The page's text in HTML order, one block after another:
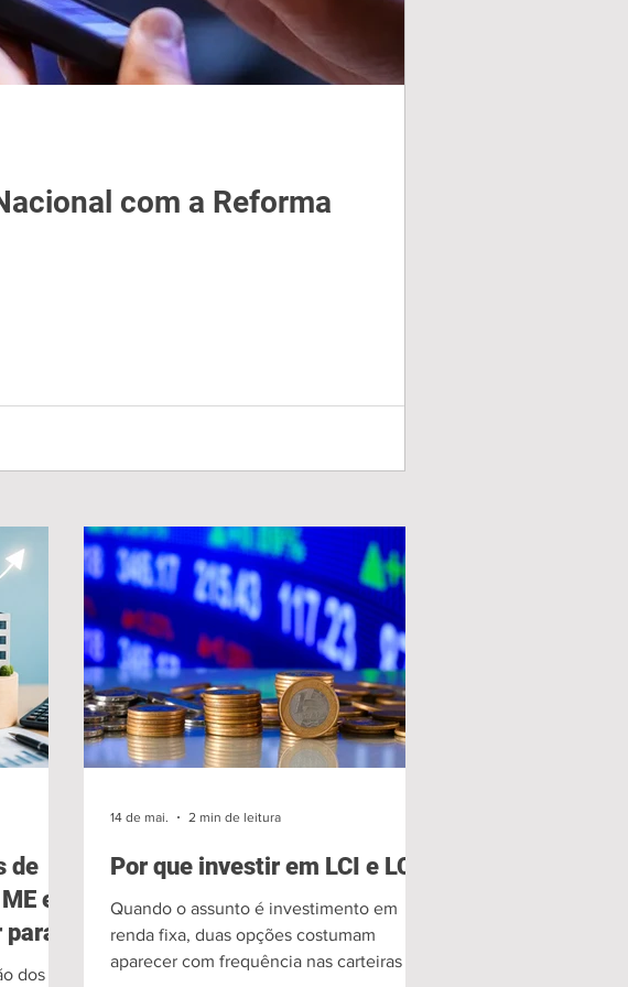
com a Reforma
de
e
dos
Por que investir em LCI e LCA
Quando o assunto é investimento em
renda fixa, duas opções costumam
aparecer com frequência nas carteiras de
14 de mai. 2 min de leitura